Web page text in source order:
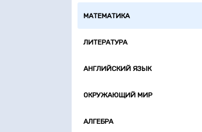
МАТЕМАТИКА
ЛИТЕРАТУРА
АНГЛИЙСКИЙ ЯЗЫК
ОКРУЖАЮЩИЙ МИР
АЛГЕБРА